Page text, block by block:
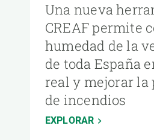
Una nueva
CREAF permite
humedad de la
de toda España
real y mejorar la
de incendios
EXPLORAR